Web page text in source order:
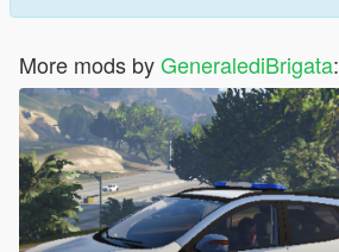
More mods byGeneralediBrigata: